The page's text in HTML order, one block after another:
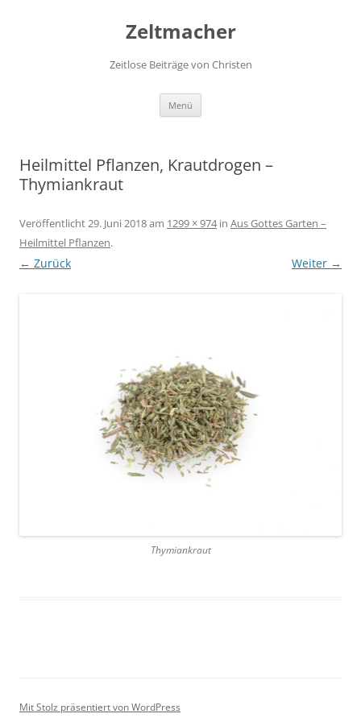
Zeltmacher
Zeitlose Beiträge von Christen
Menü
Heilmittel Pflanzen, Krautdrogen –
Thymiankraut
Veröffentlicht29. Juni 2018am 1299 × 974in Aus Gottes Garten –
Heilmittel Pflanzen.
← Zurück Weiter →
Thymiankraut
Mit Stolz präsentiert von WordPress